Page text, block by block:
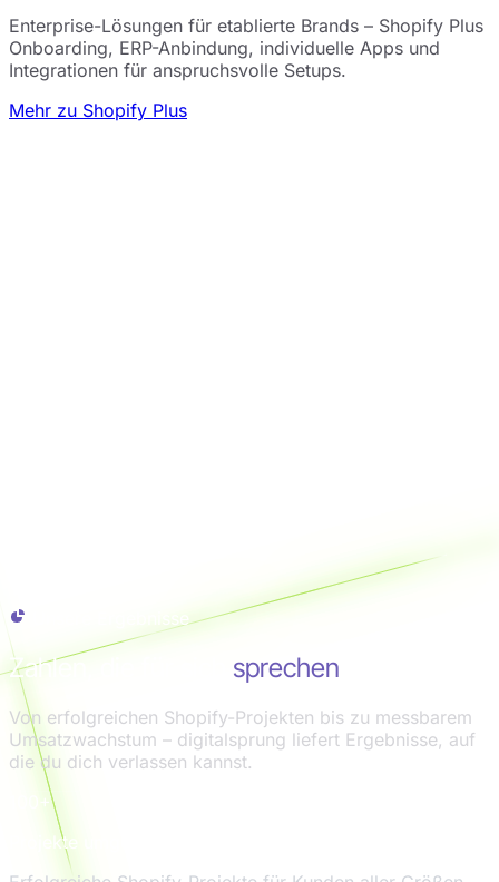
Enterprise-Lösungen für etablierte Brands – Shopify Plus
Onboarding, ERP-Anbindung, individuelle Apps und
Integrationen für anspruchsvolle Setups.
Mehr zu Shopify Plus
Unsere Ergebnisse
Zahlen, die für sich sprechen
Von erfolgreichen Shopify-Projekten bis zu messbarem
Umsatzwachstum – digitalsprung liefert Ergebnisse, auf
die du dich verlassen kannst.
100+
Projekte umgesetzt